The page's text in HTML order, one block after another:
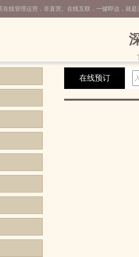
在线管理运营，非直营。在线互联，一键即达，就是
在线预订